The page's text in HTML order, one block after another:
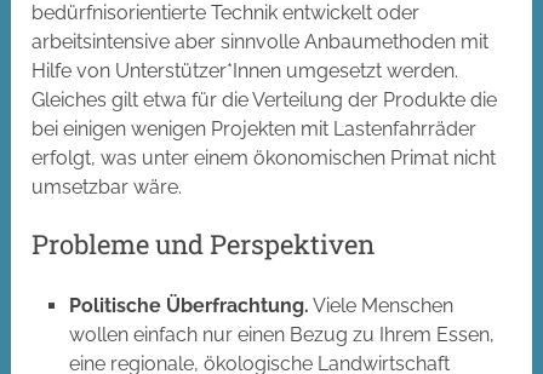
bedürfnisorientierte Technik entwickelt oder
arbeitsintensive aber sinnvolle Anbaumethoden mit
Hilfe von Unterstützer*Innen umgesetzt werden.
Gleiches gilt etwa für die Verteilung der Produkte die
bei einigen wenigen Projekten mit Lastenfahrräder
erfolgt, was unter einem ökonomischen Primat nicht
umsetzbar wäre.
Probleme und Perspektiven
Politische Überfrachtung. Viele Menschen
wollen einfach nur einen Bezug zu Ihrem Essen,
eine regionale, ökologische Landwirtschaft